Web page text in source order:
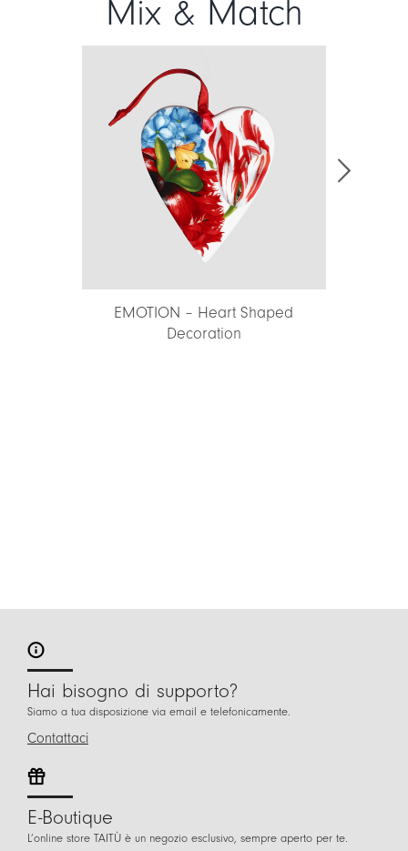
Mix & Match
EMOTION – Heart Shaped
Decoration
Hai bisogno di supporto?
Siamo a tua disposizione via email e telefonicamente.
Contattaci
E-Boutique
L’online store TAITÙ è un negozio esclusivo, sempre aperto per te.